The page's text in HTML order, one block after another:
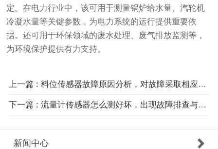
定。在电力行业中，该可用于测量锅炉给水量、汽轮机
冷凝水量等关键参数，为电力系统的运行提供重要依
据。还可用于环保领域的废水处理、废气排放监测等，
为环境保护提供有力支持。
上一篇 : 料位传感器故障原因分析，对故障采取相应的解决方案
下一篇 : 流量计传感器怎么测好坏，出现故障排查与性能的检测方法
新闻中心